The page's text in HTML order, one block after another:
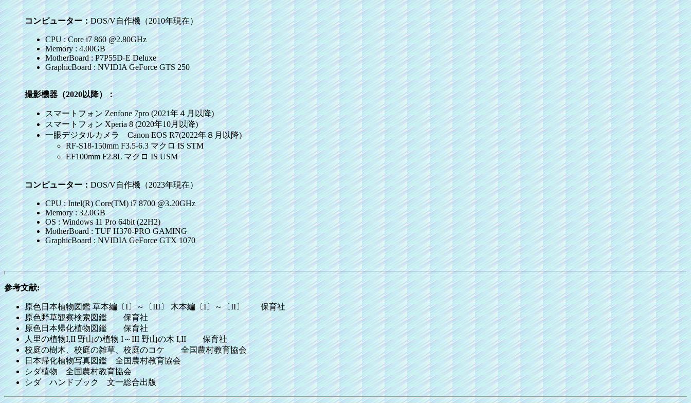
コンピューター：DOS/V自作機（2010年現在）
CPU : Core i7 860 @2.80GHz
Memory : 4.00GB
MotherBoard : P7P55D-E Deluxe
GraphicBoard : NVIDIA GeForce GTS 250
撮影機器（2020以降）：
スマートフォン Zenfone 7pro (2021年４月以降)
スマートフォン Xperia 8 (2020年10月以降)
一眼デジタルカメラ Canon EOS R7(2022年８月以降)
RF-S18-150mm F3.5-6.3 マクロ IS STM
EF100mm F2.8L マクロ IS USM
コンピューター：DOS/V自作機（2023年現在）
CPU : Intel(R) Core(TM) i7 8700 @3.20GHz
Memory : 32.0GB
OS : Windows 11 Pro 64bit (22H2)
MotherBoard : TUF H370-PRO GAMING
GraphicBoard : NVIDIA GeForce GTX 1070
参考文献:
原色日本植物図鑑 草本編〔I〕～〔III〕 木本編〔I〕～〔II〕 保育社
原色野草観察検索図鑑 保育社
原色日本帰化植物図鑑 保育社
人里の植物I,II 野山の植物 I～III 野山の木 I,II 保育社
校庭の樹木、校庭の雑草、校庭のコケ 全国農村教育協会
日本帰化植物写真図鑑 全国農村教育協会
シダ植物 全国農村教育協会
シダ ハンドブック 文一総合出版